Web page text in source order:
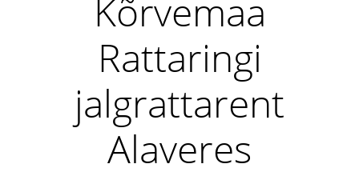
Kõrvemaa
Rattaringi
jalgrattarent
Alaveres